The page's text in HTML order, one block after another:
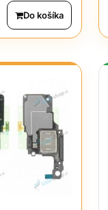
Do košíka